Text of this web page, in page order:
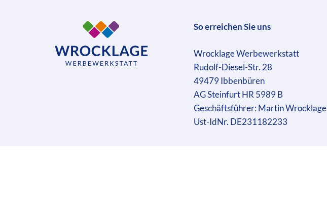
So erreichen Sie uns
Wrocklage Werbewerkstatt
Rudolf-Diesel-Str. 28
49479 Ibbenbüren
AG Steinfurt HR 5989 B
Geschäftsführer: Martin Wrocklage
Ust-IdNr. DE231182233